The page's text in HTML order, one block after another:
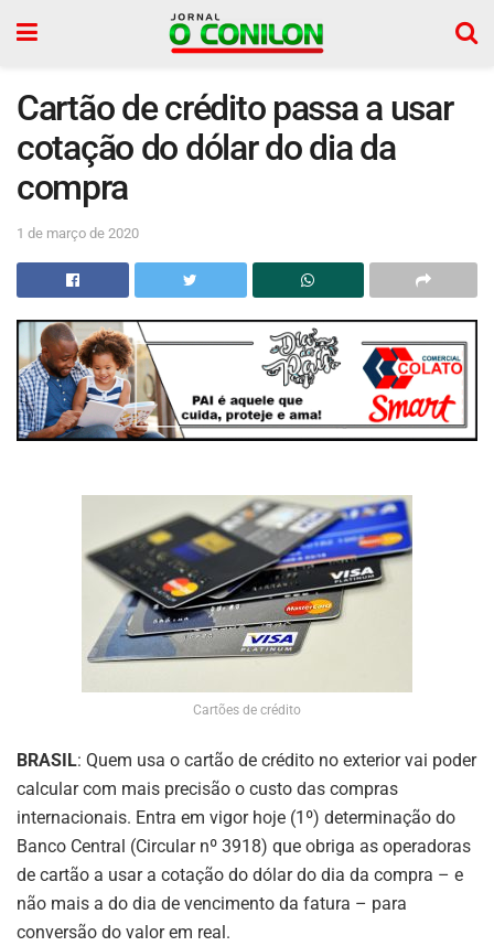
Cartão de crédito passa a usar
cotação do dólar do dia da
compra
1 de março de 2020
Cartões de crédito
BRASIL: Quem usa o cartão de crédito no exterior vai poder
calcular com mais precisão o custo das compras
internacionais. Entra em vigor hoje (1º) determinação do
Banco Central (Circular nº 3918) que obriga as operadoras
de cartão a usar a cotação do dólar do dia da compra – e
não mais a do dia de vencimento da fatura – para
conversão do valor em real.